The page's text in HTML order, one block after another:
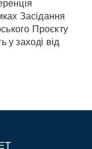
Засідання
Проєкту
у заході від